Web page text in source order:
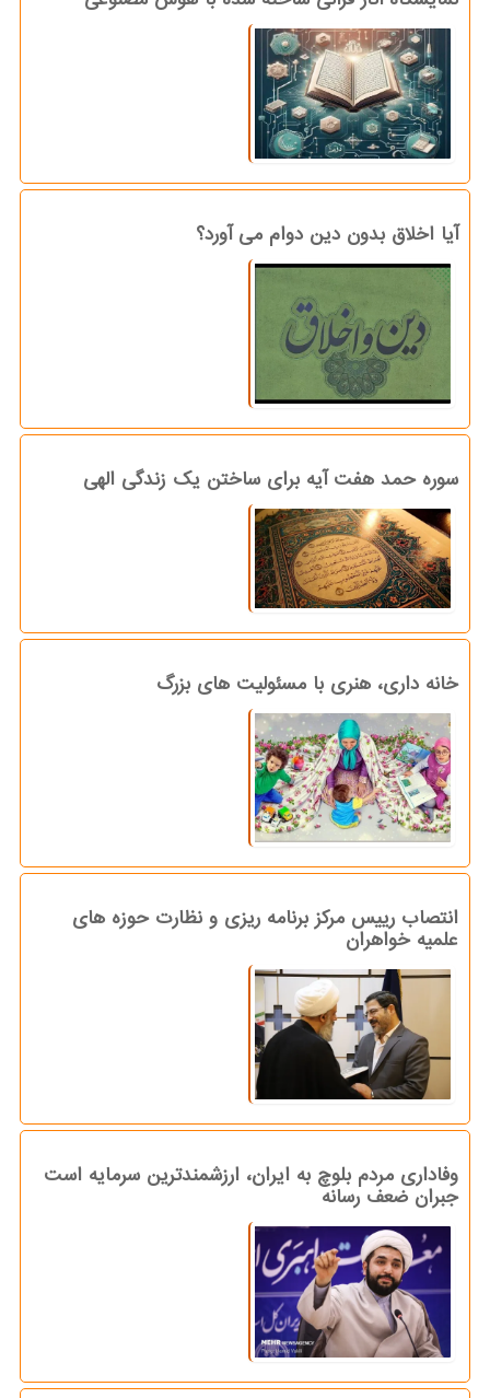
آیا اخلاق بدون دین دوام می آورد؟
سوره حمد هفت آیه برای ساختن یک زندگی الهی
خانه داری، هنری با مسئولیت های بزرگ
انتصاب رییس مرکز برنامه ریزی و نظارت حوزه های
علمیه خواهران
وفاداری مردم بلوچ به ایران، ارزشمندترین سرمایه است
جبران ضعف رسانه